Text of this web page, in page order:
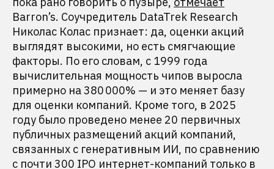
Barron’s. Cоучредитель DataTrek Research
Николас Колас признает: да, оценки акций
выглядят высокими, но есть смягчающие
факторы. По его словам, с 1999 года
вычислительная мощность чипов выросла
примерно на 380 000% — и это меняет базу
для оценки компаний. Кроме того, в 2025
году было проведено менее 20 первичных
публичных размещений акций компаний,
связанных с генеративным ИИ, по сравнению
с почти 300 IPO интернет-компаний только в